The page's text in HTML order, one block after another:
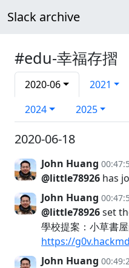
Slack archive
#edu-幸福存摺
2020-06 2021
2024
2025
2020-06-18
John Huang
@little78926 has
John Huang
@little78926set
學校提案：小草書
https://
John Huang